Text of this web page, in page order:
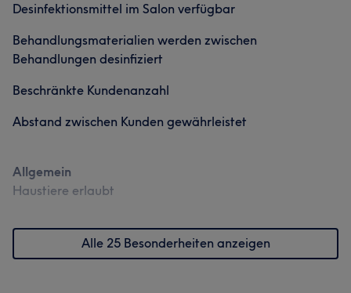
Desinfektionsmittel im Salon verfügbar
Behandlungsmaterialien werden zwischen
Behandlungen desinfiziert
Beschränkte Kundenanzahl
Abstand zwischen Kunden gewährleistet
Allgemein
Haustiere erlaubt
Alle 25 Besonderheiten anzeigen